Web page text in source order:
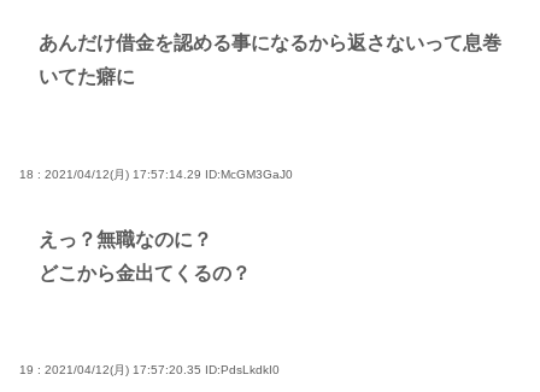
あんだけ借金を認める事になるから返さないって息巻
いてた癖に
18 : 2021/04/12(月) 17:57:14.29 ID:McGM3GaJ0
えっ？無職なのに？
どこから金出てくるの？
19 : 2021/04/12(月) 17:57:20.35 ID:PdsLkdkI0